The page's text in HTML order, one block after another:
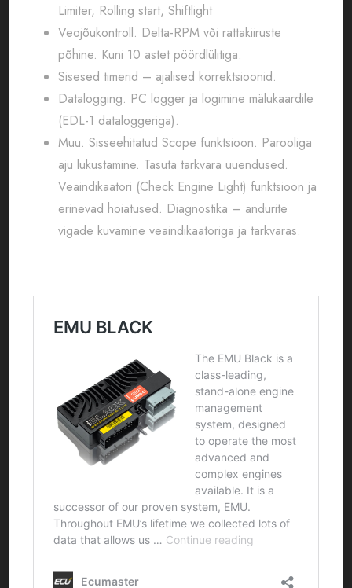
Limiter, Rolling start, Shiftlight
Veojõukontroll. Delta-RPM või rattakiiruste
põhine. Kuni 10 astet pöördlülitiga.
Sisesed timerid – ajalised korrektsioonid.
Datalogging. PC logger ja logimine mälukaardile
(EDL-1 dataloggeriga).
Muu. Sisseehitatud Scope funktsioon. Parooliga
aju lukustamine. Tasuta tarkvara uuendused.
Veaindikaatori (Check Engine Light) funktsioon ja
erinevad hoiatused. Diagnostika – andurite
vigade kuvamine veaindikaatoriga ja tarkvaras.